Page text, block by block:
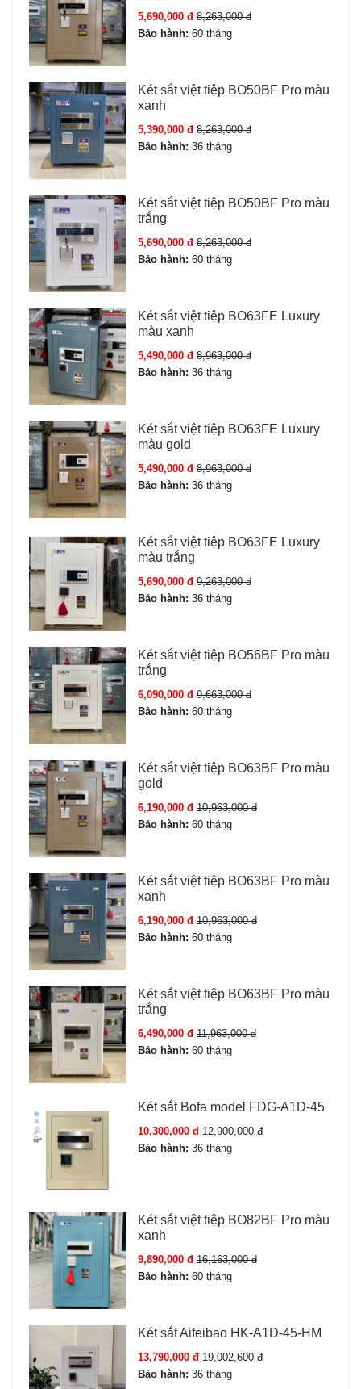
Nguồn 04 pin AA (pin tiểu 1.5V)
Cấu tạo Két sắt Liberty LB79-S11-PRO
Cấu tạo Két sắt Liberty LB79 S11 Pro:
Vỏ thép đúc đặc 2 lớp, cánh cửa dày 10mm, thân két
dày 6mm
chìm chống cạy
Lớp cách nhiệt chống cháy giữa 2 lớp thép
Pin: 4 viên AA Alkaline (dùng ~12 tháng), có hộp kích
pin tạm thời
Chân két bọc cao su chống trượt, có lỗ bắt vít cố định
Bảng thông số LB79-S11-PRO:
Mã:LB79-S11-PRO
Trọng lượng:
150 kg
KT ngoài: 79 × 54 × 44 cm
Màu:Đồng Đỏ
Bảo hành: 24 tháng chính hãng
Đặc tính sản phẩm Két sắt Liberty
LB79-S11-PRO
Thông số Giá trị
Kích thước ngoài 79 × 54 × 44 cm
Độ dày cửa / thân
đặc
Số chốt khóa
không gỉ
Loại khóa
Khóa vân tay điện tử +
App Wifi + Khóa cơ
Số vân tay
Số mã số
Pin 4 viên AA Alkaline
Màu sắc Đồng Đỏ
Bảo hành
Xuất xứ
Tính năng Két sắt Liberty LB79-S11-
PRO
Két sắt Liberty LB79 S11 Pro App Wifi
nổi bật sau:
Vân tay sinh trắc học FPC:
điện dung + áp suất), lưu 100 vân tay, mở két nhanh
trong 0.5 giây.
Mã số điện tử: Bàn phím cảm ứng nhạy, 10 mã có thể
cài đặt riêng cho từng thành viên.
Kết nối App Wifi:
Mở két từ xa qua điện thoại, xem lịch
sử truy cập, nhận thông báo tức thì khi có người mở
két.
5,690,000 đ 8,263,000 đ
Bảo hành: 60 tháng
Két sắt việt tiệp BO50BF Pro màu
xanh
5,390,000 đ 8,263,000 đ
Bảo hành: 36 tháng
Két sắt việt tiệp BO50BF Pro màu
trắng
5,690,000 đ 8,263,000 đ
Bảo hành: 60 tháng
Két sắt việt tiệp BO63FE Luxury
màu xanh
5,490,000 đ 8,963,000 đ
Bảo hành: 36 tháng
Két sắt việt tiệp BO63FE Luxury
màu gold
5,490,000 đ 8,963,000 đ
Bảo hành: 36 tháng
Két sắt việt tiệp BO63FE Luxury
màu trắng
5,690,000 đ 9,263,000 đ
Bảo hành: 36 tháng
Két sắt việt tiệp BO56BF Pro màu
trắng
6,090,000 đ 9,663,000 đ
Bảo hành: 60 tháng
Két sắt việt tiệp BO63BF Pro màu
gold
6,190,000 đ 10,963,000 đ
Bảo hành: 60 tháng
Két sắt việt tiệp BO63BF Pro màu
xanh
6,190,000 đ 10,963,000 đ
Bảo hành: 60 tháng
Két sắt việt tiệp BO63BF Pro màu
trắng
6,490,000 đ 11,963,000 đ
Bảo hành: 60 tháng
Két sắt Bofa model FDG-A1D-45
10,300,000 đ 12,900,000 đ
Bảo hành: 36 tháng
Két sắt việt tiệp BO82BF Pro màu
xanh
9,890,000 đ 16,163,000 đ
Bảo hành: 60 tháng
Két sắt Aifeibao HK-A1D-45-HM
13,790,000 đ 19,002,600 đ
Bảo hành: 36 tháng